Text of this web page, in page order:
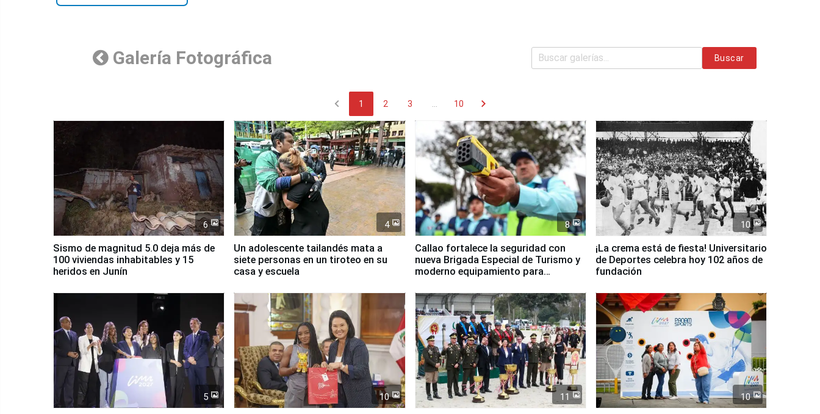
Galería Fotográfica Buscar
chevron_left 1 2 3 10 chevron_right
6
Sismo de magnitud 5.0 deja más de
100 viviendas inhabitables y 15
heridos en Junín
4
Un adolescente tailandés mata a
siete personas en un tiroteo en su
casa y escuela
8
Callao fortalece la seguridad con
nueva Brigada Especial de Turismo y
moderno equipamiento para
10
¡La crema está de fiesta! Universitario
de Deportes celebra hoy 102 años de
fundación
5 10 11 10